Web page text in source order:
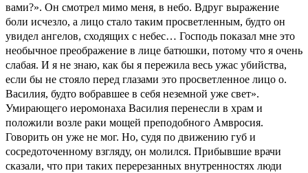
вами?». Он смотрел мимо меня, в небо. Вдруг выражение
боли исчезло, а лицо стало таким просветленным, будто он
увидел ангелов, сходящих с небес… Господь показал мне это
необычное преображение в лице батюшки, потому что я очень
слабая. И я не знаю, как бы я пережила весь ужас убийства,
если бы не стояло перед глазами это просветленное лицо о.
Василия, будто вобравшее в себя неземной уже свет».
Умирающего иеромонаха Василия перенесли в храм и
положили возле раки мощей преподобного Амвросия.
Говорить он уже не мог. Но, судя по движению губ и
сосредоточенному взгляду, он молился. Прибывшие врачи
сказали, что при таких перерезанных внутренностях люди